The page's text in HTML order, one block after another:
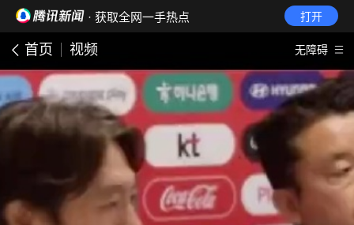
· 获取全网一手热点 打开
首页 视频 无障碍